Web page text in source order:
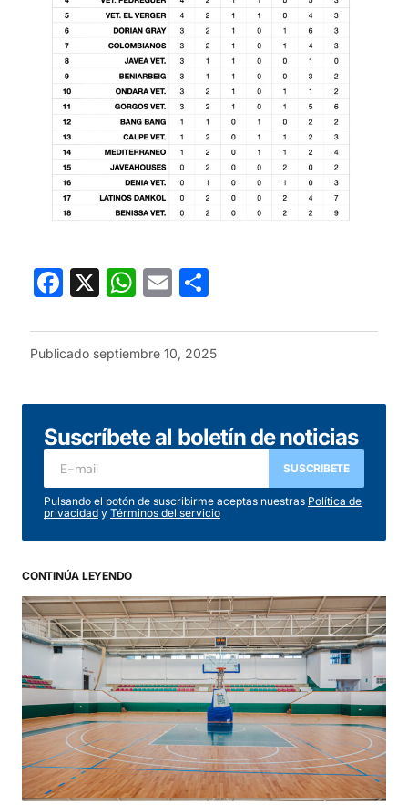
Facebook
X WhatsApp
Email
Publicado septiembre 10, 2025
Suscríbete al boletín de noticias
SUSCRIBETE
Pulsando el botón de suscribirme aceptas nuestras Política de
privacidad y Términos del servicio
CONTINÚA LEYENDO